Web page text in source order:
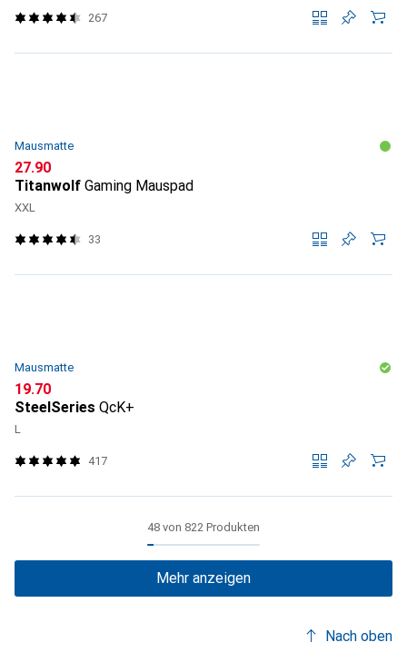
267
Mausmatte
CHF
27.90
Titanwolf Gaming Mauspad
XXL
33
Mausmatte
CHF
19.70
SteelSeries QcK+
L
417
48 von 822 Produkten
Mehr anzeigen
Nach oben